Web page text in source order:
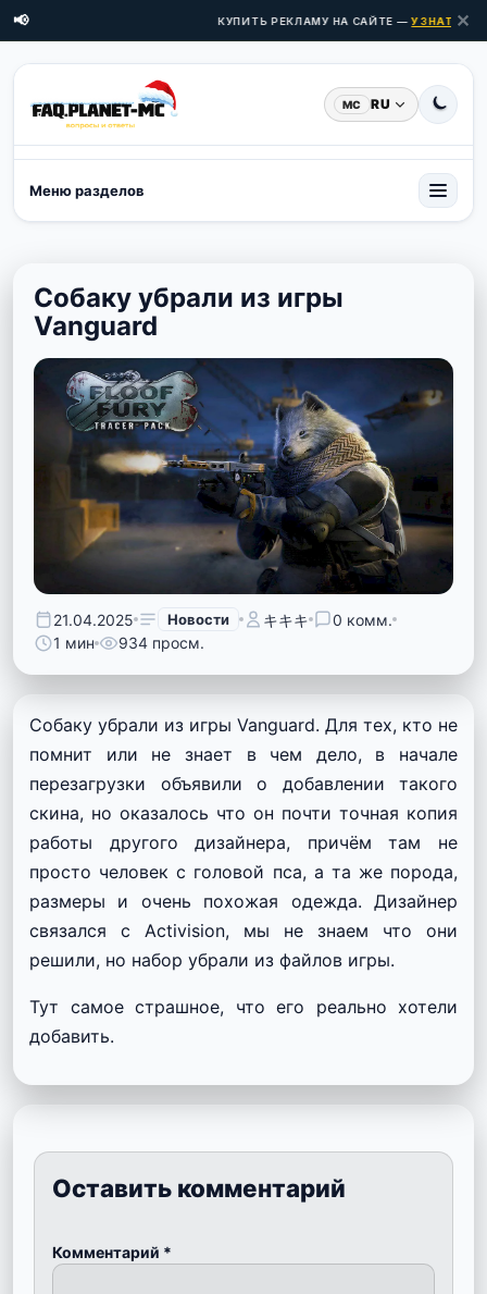
📢 КУПИТЬ РЕКЛАМУ НА САЙТЕ —УЗНАТЬ ✕
MC RU
Меню разделов
Собаку убрали из игры
Vanguard
21.04.2025 Новости キキキ
0 комм.
1 мин
934 просм.
Собаку убрали из игры Vanguard. Для тех, кто не
помнит или не знает в чем дело, в начале
перезагрузки объявили о добавлении такого
скина, но оказалось что он почти точная копия
работы другого дизайнера, причём там не
просто человек с головой пса, а та же порода,
размеры и очень похожая одежда. Дизайнер
связался с Activision, мы не знаем что они
решили, но набор убрали из файлов игры.
Тут самое страшное, что его реально хотели
добавить.
Оставить комментарий
Комментарий *